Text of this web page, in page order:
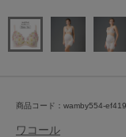
商品コード：wamby554-
ワコール